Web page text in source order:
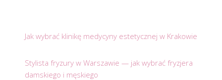
Jak wybrać klinikę medycyny estetycznej w Krakowie
Stylista fryzury w Warszawie — jak wybrać fryzjera
damskiego i męskiego